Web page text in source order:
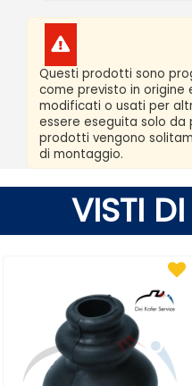
Questi prodotti sono
come previsto in origine
modificati o usati per
essere eseguita solo da
prodotti vengono
di montaggio.
VISTI